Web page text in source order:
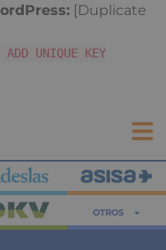
[Duplicate
UNIQUE KEY
OTROS